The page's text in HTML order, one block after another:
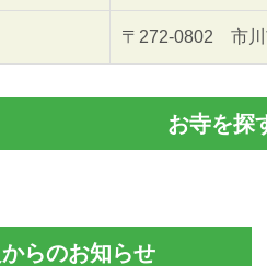
〒272-0802 市川
お寺を探
らのお知らせ